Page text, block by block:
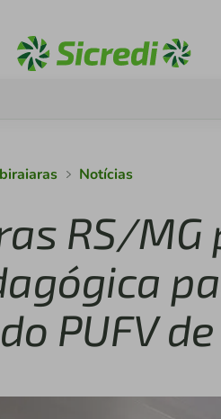
Notícias
RS/MG
PUFV